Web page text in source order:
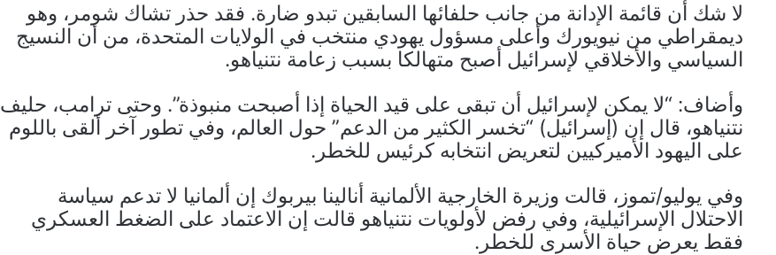
لا شك أن قائمة الإدانة من جانب حلفائها السابقين تبدو ضارة. فقد حذر تشاك شومر، وهو
ديمقراطي من نيويورك وأعلى مسؤول يهودي منتخب في الولايات المتحدة، من أن النسيج
السياسي والأخلاقي لإسرائيل أصبح متهالكا بسبب زعامة نتنياهو.
وأضاف: “لا يمكن لإسرائيل أن تبقى على قيد الحياة إذا أصبحت منبوذة”. وحتى ترامب، حليف
نتنياهو، قال إن (إسرائيل) “تخسر الكثير من الدعم” حول العالم، وفي تطور آخر ألقى باللوم
على اليهود الأميركيين لتعريض انتخابه كرئيس للخطر.
وفي يوليو/تموز، قالت وزيرة الخارجية الألمانية أنالينا بيربوك إن ألمانيا لا تدعم سياسة
الاحتلال الإسرائيلية، وفي رفض لأولويات نتنياهو قالت إن الاعتماد على الضغط العسكري
فقط يعرض حياة الأسرى للخطر.